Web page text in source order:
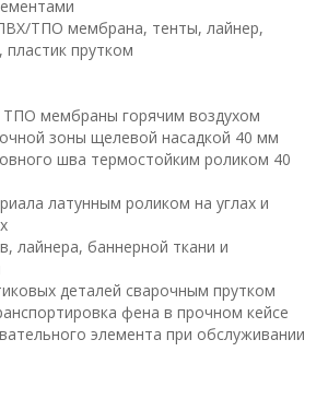
ТПО мембрана, тенты, лайнер,
прутком
мембраны горячим воздухом
зоны щелевой насадкой 40 мм
шва термостойким роликом 40
латунным роликом на углах и
лайнера, баннерной ткани и
деталей сварочным прутком
фена в прочном кейсе
элемента при обслуживании